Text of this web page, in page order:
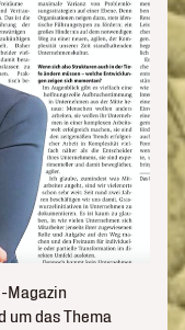
Magazin
um das Thema